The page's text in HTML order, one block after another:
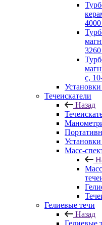
с,
Течеискатели
Назад
Масс-
Гелиевые течи
Назад
Гелиевые